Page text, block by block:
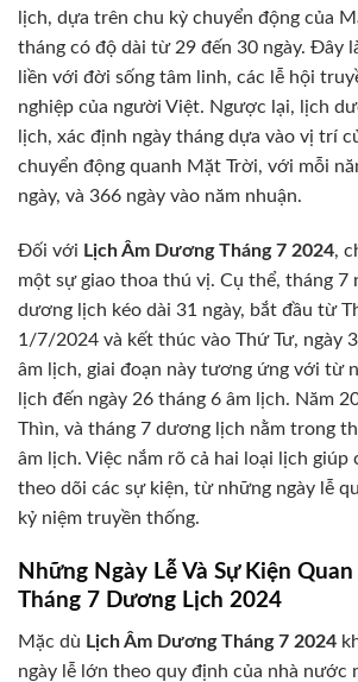
lịch, dựa trên chu kỳ chuyển động của
tháng có độ dài từ 29 đến 30 ngày. Đây
liền với đời sống tâm linh, các lễ hội
nghiệp của người Việt. Ngược lại, lịch
lịch, xác định ngày tháng dựa vào vị trí
chuyển động quanh Mặt Trời, với mỗi
ngày, và 366 ngày vào năm nhuận.
Đối với Lịch Âm Dương Tháng 7 2024,
một sự giao thoa thú vị. Cụ thể, tháng 7
dương lịch kéo dài 31 ngày, bắt đầu từ
1/7/2024 và kết thúc vào Thứ Tư, ngày
âm lịch, giai đoạn này tương ứng với từ
lịch đến ngày 26 tháng 6 âm lịch. Năm
Thìn, và tháng 7 dương lịch nằm trong
âm lịch. Việc nắm rõ cả hai loại lịch giúp
theo dõi các sự kiện, từ những ngày lễ
kỷ niệm truyền thống.
Những Ngày Lễ Và Sự Kiện Quan
Tháng 7 Dương Lịch 2024
Mặc dù Lịch Âm Dương Tháng 7 2024
ngày lễ lớn theo quy định của nhà nước